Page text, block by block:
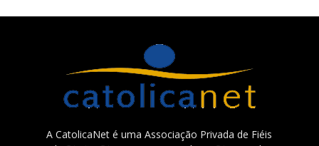
A CatolicaNet é uma Associação Privada de Fiéis